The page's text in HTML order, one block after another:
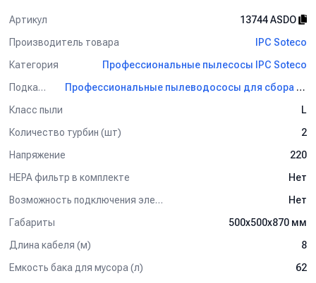
Артикул
13744 ASDO
Производитель товара
IPC Soteco
Категория
Профессиональные пылесосы IPC Soteco
Подкатегория
Профессиональные пылеводососы для сбора сухой и жидкой грязи IPC Soteco
Класс пыли
L
Количество турбин (шт)
2
Напряжение
220
HEPA фильтр в комплекте
Нет
Возможность подключения электрощетки
Нет
Габариты
500х500х870 мм
Длина кабеля (м)
8
Емкость бака для мусора (л)
62